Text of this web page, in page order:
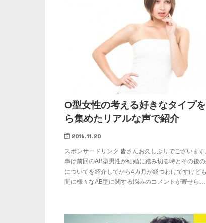
O型女性の考える好きなタイプ
ら集めたリアルな声で紹介
2016.11.20
スポンサードリンク 皆さんお久しぶりでございま
事は前回のAB型男性が結婚に踏み切る時とその後
についてを紹介してから4カ月が経つわけですけど
間に様々なAB型に関する悩みのコメントが寄せら…